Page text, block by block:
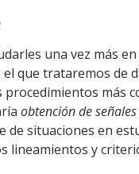
una vez más
que trataremos de
más
obtención de
de situaciones en
lineamientos y